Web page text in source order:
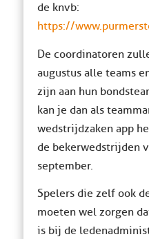
de knvb:
https://
De coordinatoren
augustus alle teams
zijn aan hun
kan je dan als
wedstrijdzaken app
de bekerwedstrijden
september.
Spelers die zelf ook
moeten wel zorgen
is bij de